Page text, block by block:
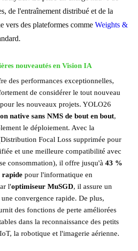
de l'entraînement distribué et de la
vers des plateformes comme Weights &
nouveautés en Vision IA
des performances exceptionnelles,
de considérer le tout nouveau
pour les nouveaux projets. YOLO26
native sans NMS de bout en bout,
le déploiement. Avec la
Focal Loss supprimée pour
et une meilleure compatibilité avec
consommation), il offre jusqu'à 43 %
rapide pour l'informatique en
l'optimiseur MuSGD, il assure un
convergence rapide. De plus,
des fonctions de perte améliorées
dans la reconnaissance des petits
la robotique et l'imagerie aérienne.